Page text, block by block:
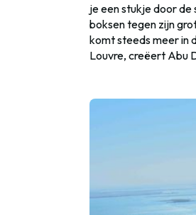
je een stukje door
boksen tegen zijn
komt steeds meer in
Louvre, creëert Abu